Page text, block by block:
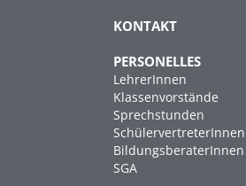
KONTAKT
PERSONELLES
LehrerInnen
Klassenvorstände
Sprechstunden
SchülervertreterInnen
BildungsberaterInnen
SGA